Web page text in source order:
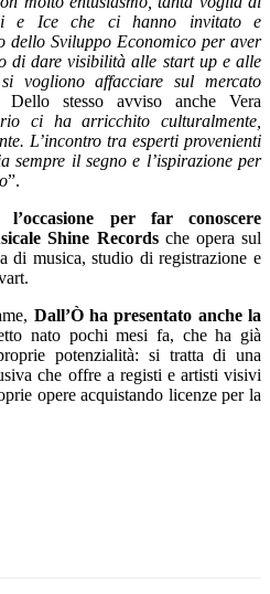
e Ice che ci hanno invitato e
dello Sviluppo Economico per aver
di dare visibilità alle start up e alle
vogliono affacciare sul mercato
Dello stesso avviso anche Vera
ci ha arricchito culturalmente,
L’incontro tra esperti provenienti
sempre il segno e l’ispirazione per
”.
per far conoscere
Shine Recordsche opera sul
di musica, studio di registrazione e
Dall’Ò ha presentato anche la
nato pochi mesi fa, che ha già
potenzialità: si tratta di una
che offre a registi e artisti visivi
opere acquistando licenze per la